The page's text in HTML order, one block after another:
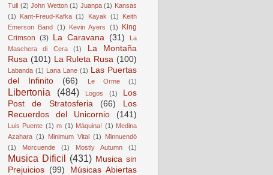
Tull (2) John Wetton (1) Juanpa (1) Kansas
(1)
Kant-Freud-Kafka (1) Kayak (1)
Keith
Emerson Band (1) Kevin Ayers (1)
King
Crimson (3) La Caravana (31)
La
Maschera di Cera
(1)
La Montaña
Rusa (101) La Ruleta Rusa (100)
Labanda (1) Lana Lane (1) Las Puertas
del Infinito
(66) Le Orme (1)
Libertonia (484) Logos (1)
Los
Post de Stratosferia
(66)
Los
Recuerdos del Unicornio
(141)
Luis Puente (1) m (1) Máquina! (1) Medina
Azahara (1) Minimum Vital (1)
Minnuendö
(1)
Morcuende (1) Mostly Autumn (1)
Musica Dificil (431) Musica sin
Prejuicios (99)
Músicas Abiertas